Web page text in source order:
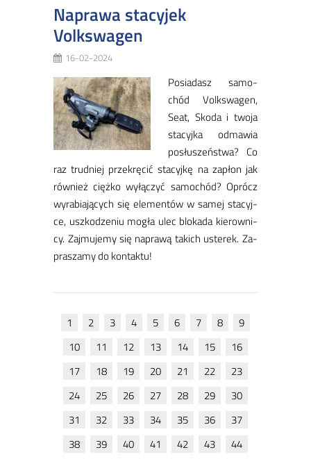
Naprawa stacyjek
Volkswagen
16-02-2024
Po­sia­dasz sa­mo­
chód Volk­swa­gen,
Se­at, Sko­da i two­ja
sta­cyj­ka od­ma­wia
po­słu­szeń­stwa? Co
raz trud­niej prze­krę­cić sta­cyj­kę na za­płon jak
rów­nież cięż­ko wy­łą­czyć sa­mo­chód? Oprócz
wy­ra­bia­ją­cych się ele­men­tów w sa­mej sta­cyj­
ce, uszko­dze­niu mo­gła ulec blo­ka­da kie­row­ni­
cy. Zaj­mu­je­my się na­pra­wą ta­kich uste­rek. Za­
pra­sza­my do kon­tak­tu!
1 2 3 4 5 6 7 8
9
10
11 12 13 14 15
16
17
18 19 20 21 22
23
24
25 26 27 28 29
30
31
32 33 34 35 36
37
38
39 40 41 42 43
44